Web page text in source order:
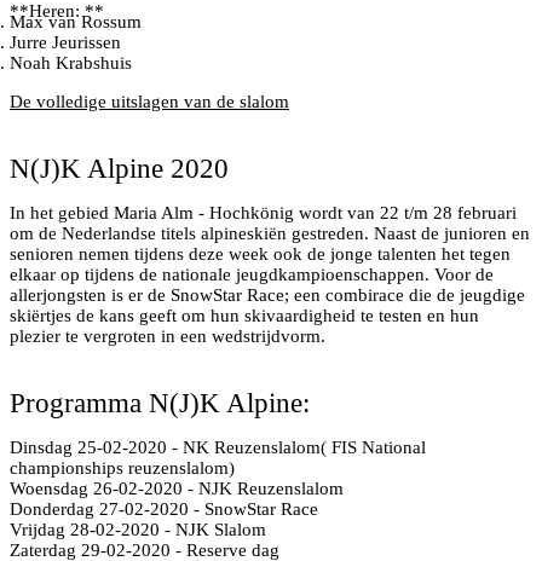
**Heren: **
Max van Rossum
Jurre Jeurissen
Noah Krabshuis
De volledige uitslagen van de slalom
N(J)K Alpine 2020
In het gebied Maria Alm - Hochkönig wordt van 22 t/m 28 februari
om de Nederlandse titels alpineskiën gestreden. Naast de junioren en
senioren nemen tijdens deze week ook de jonge talenten het tegen
elkaar op tijdens de nationale jeugdkampioenschappen. Voor de
allerjongsten is er de SnowStar Race; een combirace die de jeugdige
skiërtjes de kans geeft om hun skivaardigheid te testen en hun
plezier te vergroten in een wedstrijdvorm.
Programma N(J)K Alpine:
Dinsdag 25-02-2020 - NK Reuzenslalom( FIS National
championships reuzenslalom)
Woensdag 26-02-2020 - NJK Reuzenslalom
Donderdag 27-02-2020 - SnowStar Race
Vrijdag 28-02-2020 - NJK Slalom
Zaterdag 29-02-2020 - Reserve dag